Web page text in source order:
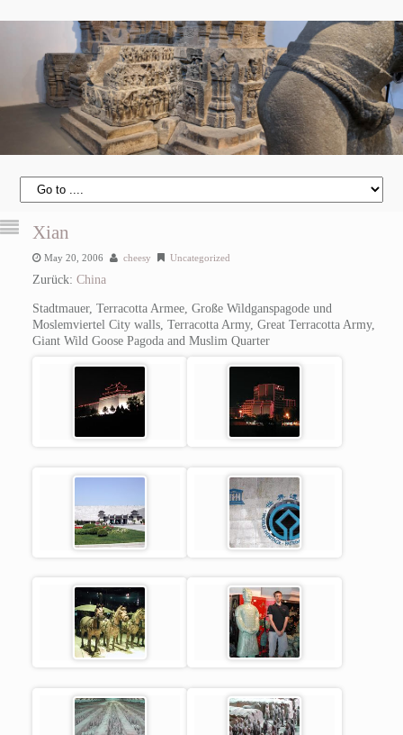
Xian
May 20, 2006 cheesy Uncategorized
Zurück: China
Stadtmauer, Terracotta Armee, Große Wildganspagode und
Moslemviertel City walls, Terracotta Army, Great Terracotta Army,
Giant Wild Goose Pagoda and Muslim Quarter